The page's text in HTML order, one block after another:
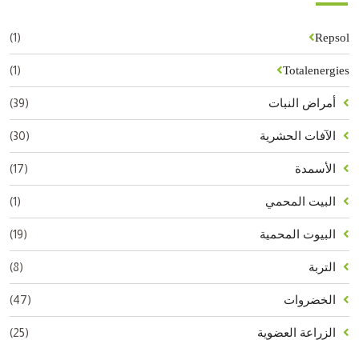
Repsol
(1)
Totalenergies
(1)
أمراض النبات (39)
الآفات الحشرية (30)
الأسمدة (17)
البيت المحمي (1)
البيوت المحمية (19)
التربة (8)
الخضروات (47)
الزراعة العضوية (25)